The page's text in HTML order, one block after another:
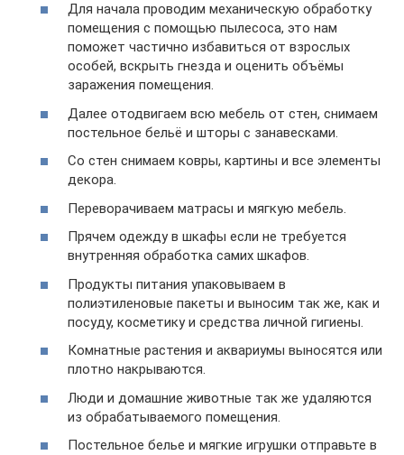
Для начала проводим механическую обработку
помещения с помощью пылесоса, это нам
поможет частично избавиться от взрослых
особей, вскрыть гнезда и оценить объёмы
заражения помещения.
Далее отодвигаем всю мебель от стен, снимаем
постельное бельё и шторы с занавесками.
Со стен снимаем ковры, картины и все элементы
декора.
Переворачиваем матрасы и мягкую мебель.
Прячем одежду в шкафы если не требуется
внутренняя обработка самих шкафов.
Продукты питания упаковываем в
полиэтиленовые пакеты и выносим так же, как и
посуду, косметику и средства личной гигиены.
Комнатные растения и аквариумы выносятся или
плотно накрываются.
Люди и домашние животные так же удаляются
из обрабатываемого помещения.
Постельное белье и мягкие игрушки отправьте в